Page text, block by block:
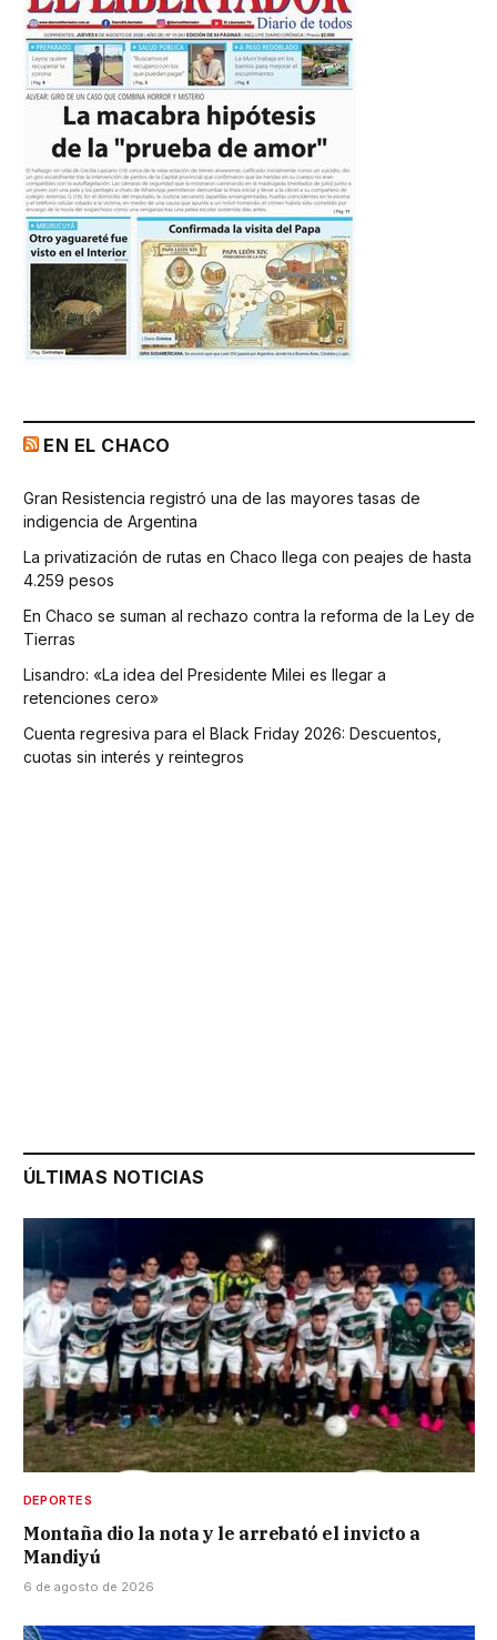
EN EL CHACO
Gran Resistencia registró una de las mayores tasas de
indigencia de Argentina
La privatización de rutas en Chaco llega con peajes de hasta
4.259 pesos
En Chaco se suman al rechazo contra la reforma de la Ley de
Tierras
Lisandro: «La idea del Presidente Milei es llegar a
retenciones cero»
Cuenta regresiva para el Black Friday 2026: Descuentos,
cuotas sin interés y reintegros
ÚLTIMAS NOTICIAS
DEPORTES
Montaña dio la nota y le arrebató el invicto a
Mandiyú
6 de agosto de 2026